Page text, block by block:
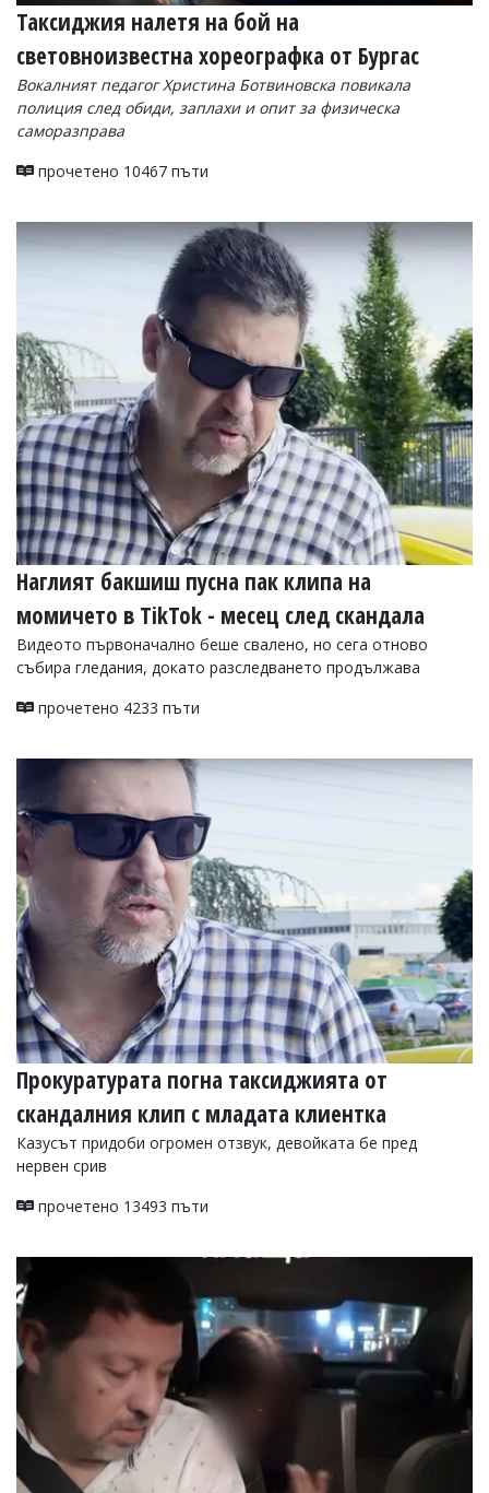
Ако
откриете
обиден
за
вас
коментар,
моля
ни!
Таксиджия налетя на бой на
световноизвестна хореографка от Бургас
Вокалният педагог Христина Ботвиновска повикала
полиция след обиди, заплахи и опит за физическа
саморазправа
прочетено 10467 пъти
Наглият бакшиш пусна пак клипа на
момичето в TikTok - месец след скандала
Видеото първоначално беше свалено, но сега отново
събира гледания, докато разследването продължава
прочетено 4233 пъти
Прокуратурата погна таксиджията от
скандалния клип с младата клиентка
Казусът придоби огромен отзвук, девойката бе пред
нервен срив
прочетено 13493 пъти